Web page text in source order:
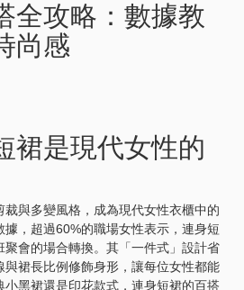
全攻略：數據教
尚感
裙是現代女性的
裁與多變風格，成為現代女性衣櫃中的
，超過60%的職場女性表示，連身短
會的場合轉換。其「一件式」設計省
裙長比例修飾身形，讓每位女性都能
小黑裙還是印花款式，連身短裙的百搭